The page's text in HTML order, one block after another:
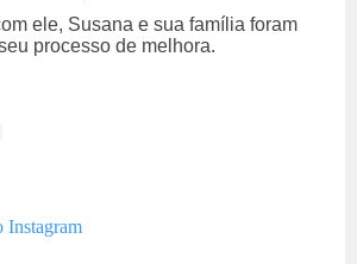
ele, Susana e sua família foram
processo de melhora.
Instagram